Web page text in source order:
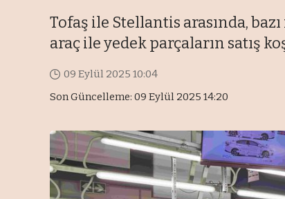
Tofaş ile Stellantis arasında,
araç ile yedek parçaların satış
Son Güncelleme: 09 Eylül 2025 14:20
09 Eylül 2025 10:04